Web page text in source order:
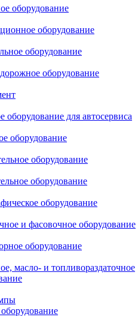
оборудование
оборудование
оборудование
оборудование
оборудование для автосервиса
оборудование
оборудование
оборудование
оборудование
и фасовочное оборудование
оборудование
масло- и топливораздаточное